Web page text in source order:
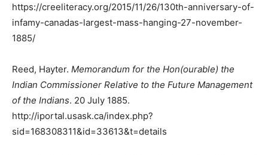
https://creeliteracy.org/2015/11/26/130th-anniversary-of-
infamy-canadas-largest-mass-hanging-27-november-
1885/
Reed, Hayter. Memorandum for the Hon(ourable) the
Indian Commissioner Relative to the Future Management
of the Indians. 20 July 1885.
http://iportal.usask.ca/index.php?
sid=168308311&id=33613&t=details